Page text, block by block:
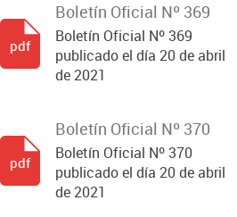
Boletín Oficial Nº 369
Boletín Oficial Nº 369
publicado el día 20 de abril
de 2021
pdf
Boletín Oficial Nº 370
Boletín Oficial Nº 370
publicado el día 20 de abril
de 2021
pdf